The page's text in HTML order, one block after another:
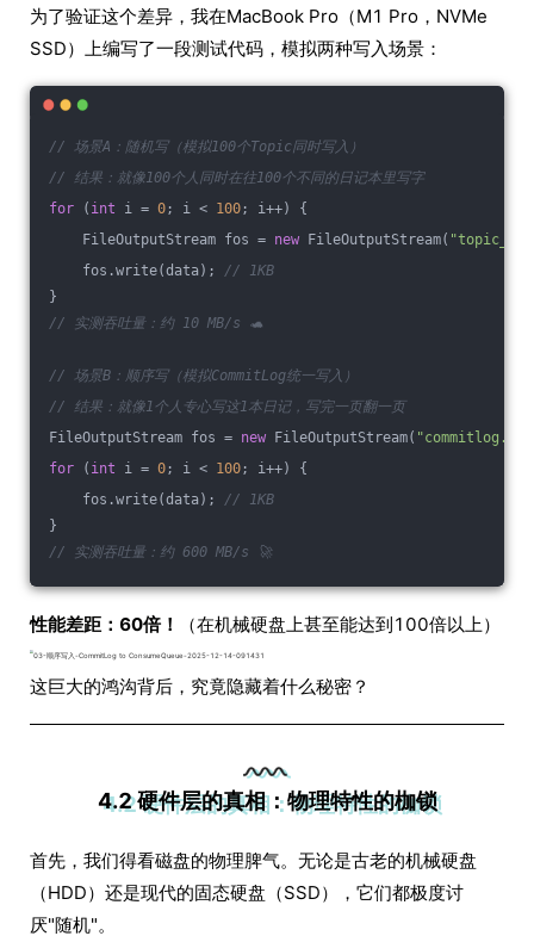
为了验证这个差异，我在MacBook Pro（M1 Pro，NVMe
SSD）上编写了一段测试代码，模拟两种写入场景：
// 场景A：随机写（模拟100个Topic同时写入）
// 结果：就像100个人同时在往100个不同的日记本里写字
for ( int i = 0 ; i < 100 ; i++) {
FileOutputStream fos = new FileOutputStream( "topic_"
fos.write(data); // 1KB
}
// 实测吞吐量：约 10 MB/s 🐢
// 场景B：顺序写（模拟CommitLog统一写入）
// 结果：就像1个人专心写这1本日记，写完一页翻一页
FileOutputStream fos = new FileOutputStream(
for ( int i = 0 ; i < 100 ; i++) {
fos.write(data); // 1KB
}
// 实测吞吐量：约 600 MB/s 🚀
性能差距：60倍！ （在机械硬盘上甚至能达到100倍以上）
这巨大的鸿沟背后，究竟隐藏着什么秘密？
4.2 硬件层的真相：物理特性的枷锁
首先，我们得看磁盘的物理脾气。无论是古老的机械硬盘
（HDD）还是现代的固态硬盘（SSD），它们都极度讨
厌"随机"。